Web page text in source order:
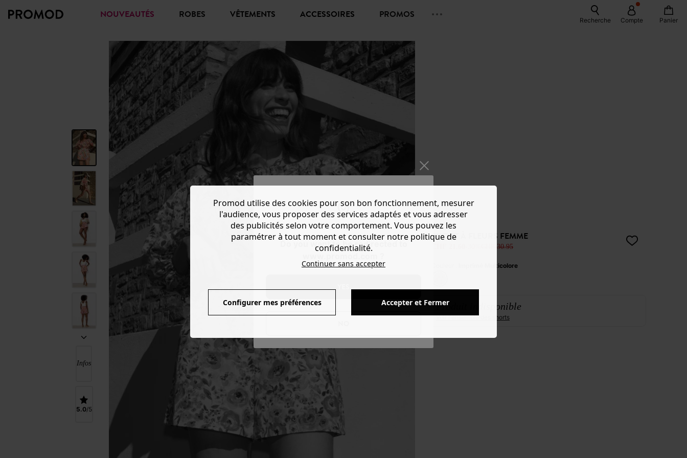
Do you want to be redirected to
NOUVEAUTÉS ROBES VÊTEMENTS ACCESSOIRES PROMOS Recherche Compte Panier
Infos
5.0
SHORT À FLEURS FEMME
CHF 30.95
Imprimé Multicolore
Produit indisponible
Voir l'ensemble des shorts
Promod utilise des cookies pour son bon fonctionnement, mesurer
l'audience, vous proposer des services adaptés et vous adresser
des publicités selon votre comportement. Vous pouvez les
paramétrer à tout moment et consulter notre politique de
confidentialité.
Continuer sans accepter
Configurer mes préférences Accepter et Fermer